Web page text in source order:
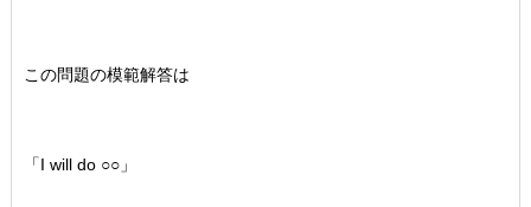
この問題の模範解答は
「I will do ○○」